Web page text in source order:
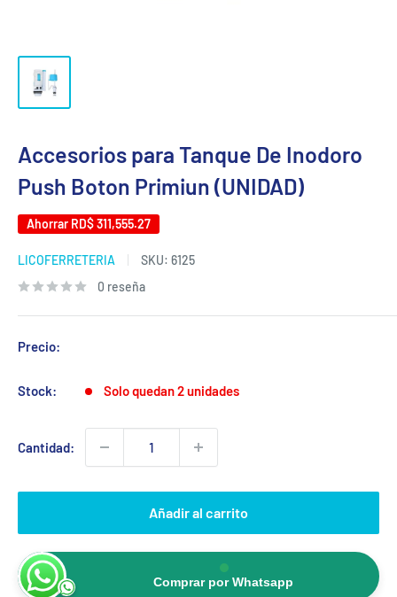
Accesorios para Tanque De Inodoro
Push Boton Primiun (UNIDAD)
Ahorrar RD$ 311,555.27
LICOFERRETERIA SKU: 6125
0 reseña
Precio:
Stock: Solo quedan 2 unidades
Cantidad:
Añadir al carrito
Comprar por Whatsapp